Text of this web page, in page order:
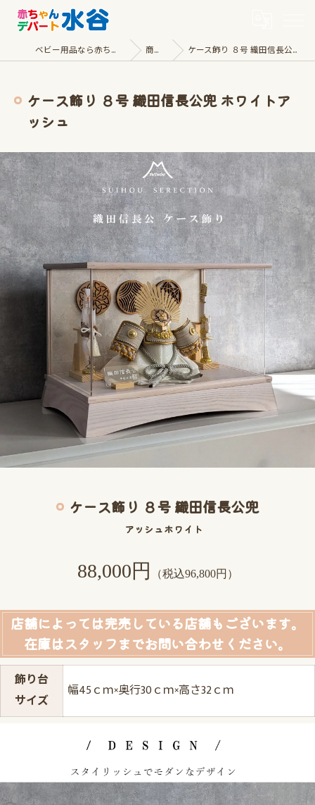
ベビー用品なら赤ちゃんデパート水谷 商品一覧 ケース飾り ８号 織田信長公兜 ホワイトアッシュ
ケース飾り ８号 織田信長公兜 ホワイトア
ッシュ
ケース飾り ８号 織田信長公兜
アッシュホワイト
88,000円 （税込96,800円）
店舗によっては完売している店舗もございます。
在庫はスタッフまでお問い合わせください。
飾り台
サイズ
幅45ｃｍ×奥行30ｃｍ×高さ32ｃｍ